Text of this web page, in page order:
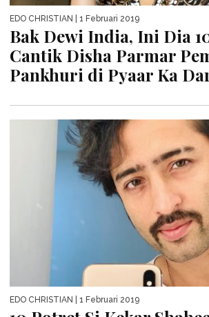
EDO CHRISTIAN | 1 Februari 2019
Bak Dewi India, Ini Dia
Cantik Disha Parmar
Pankhuri di Pyaar Ka
EDO CHRISTIAN | 1 Februari 2019